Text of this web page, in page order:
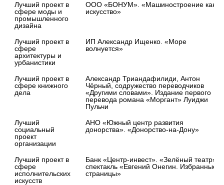
Лучший проект в
сфере моды и
промышленного
дизайна
ООО «БОНУМ». «Машиностроение как
искусство»
Лучший проект в
сфере
архитектуры и
урбанистики
ИП Александр Ищенко. «Море
волнуется»
Лучший проект в
сфере книжного
дела
Александр Триандафилиди, Антон
Чёрный, содружество переводчиков
«Другими словами». Издание первого
перевода романа «Моргант» Луиджи
Пульчи
Лучший
социальный
проект
организации
АНО «Южный центр развития
донорства». «Донорство-на-Дону»
Лучший проект в
сфере
исполнительских
искусств
Банк «Центр-инвест». «Зелёный театр»:
спектакль «Евгений Онегин. Избранные
страницы»